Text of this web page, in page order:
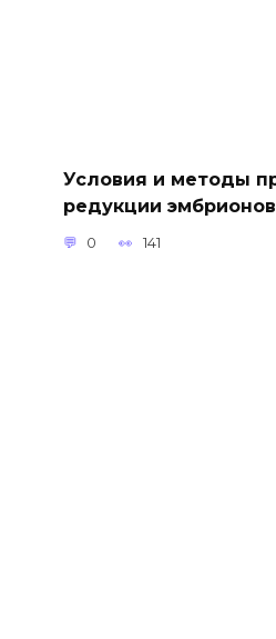
Условия и методы
редукции эмбрионов
0 141